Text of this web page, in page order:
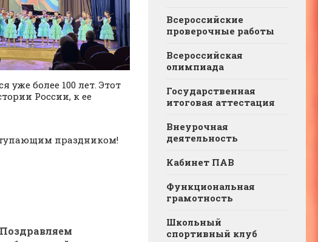
уже более 100 лет. Этот
России, к ее
праздником!
Поздравляем
Всероссийские
проверочные работы
Всероссийская
олимпиада
Государственная
итоговая аттестация
Внеурочная
деятельность
Кабинет ПАВ
Функциональная
грамотность
Школьный
спортивный клуб